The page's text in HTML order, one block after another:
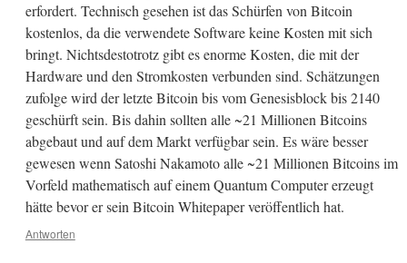
erfordert. Technisch gesehen ist das Schürfen von Bitcoin
kostenlos, da die verwendete Software keine Kosten mit sich
bringt. Nichtsdestotrotz gibt es enorme Kosten, die mit der
Hardware und den Stromkosten verbunden sind. Schätzungen
zufolge wird der letzte Bitcoin bis vom Genesisblock bis 2140
geschürft sein. Bis dahin sollten alle ~21 Millionen Bitcoins
abgebaut und auf dem Markt verfügbar sein. Es wäre besser
gewesen wenn Satoshi Nakamoto alle ~21 Millionen Bitcoins im
Vorfeld mathematisch auf einem Quantum Computer erzeugt
hätte bevor er sein Bitcoin Whitepaper veröffentlich hat.
Antworten